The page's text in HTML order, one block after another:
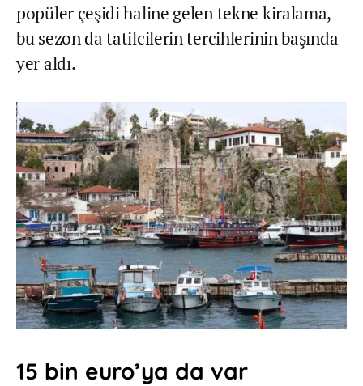
popüler çeşidi haline gelen tekne kiralama,
bu sezon da tatilcilerin tercihlerinin başında
yer aldı.
15 bin euro’ya da var